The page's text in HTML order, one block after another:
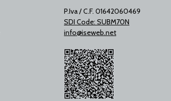
P.Iva / C.F. 01642060469
SDI Code: SUBM70N
info@iseweb.net